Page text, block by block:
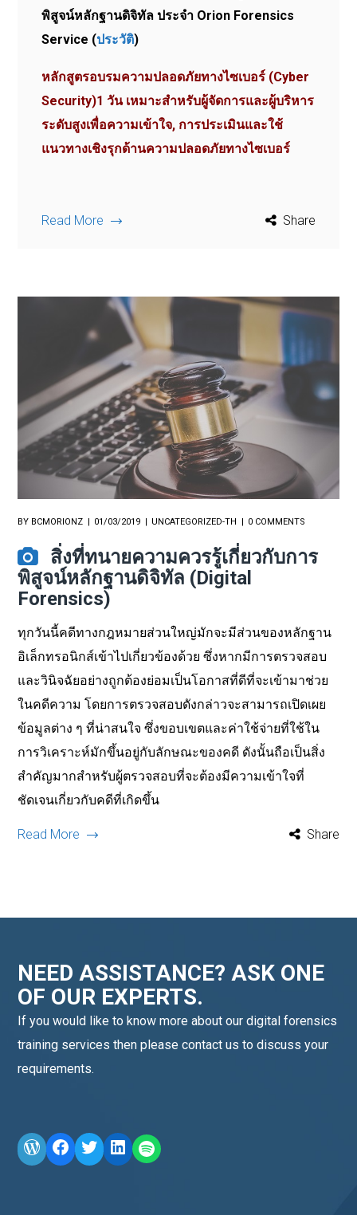
พิสูจน์หลักฐานดิจิทัล ประจำ Orion Forensics
Service (ประวัติ)
หลักสูตรอบรมความปลอดภัยทางไซเบอร์ (Cyber
Security)1 วัน เหมาะสำหรับผู้จัดการและผู้บริหาร
ระดับสูงเพื่อความเข้าใจ, การประเมินและใช้
แนวทางเชิงรุกด้านความปลอดภัยทางไซเบอร์
Read More Share
BY BCMORIONZ 01/03/2019 UNCATEGORIZED-TH 0 COMMENTS
สิ่งที่ทนายความควรรู้เกี่ยวกับการ
พิสูจน์หลักฐานดิจิทัล (Digital
Forensics)
ทุกวันนี้คดีทางกฎหมายส่วนใหญ่มักจะมีส่วนของหลักฐาน
อิเล็กทรอนิกส์เข้าไปเกี่ยวข้องด้วย ซึ่งหากมีการตรวจสอบ
และวินิจฉัยอย่างถูกต้องย่อมเป็นโอกาสที่ดีที่จะเข้ามาช่วย
ในคดีความ โดยการตรวจสอบดังกล่าวจะสามารถเปิดเผย
ข้อมูลต่าง ๆ ที่น่าสนใจ ซึ่งขอบเขตและค่าใช้จ่ายที่ใช้ใน
การวิเคราะห์มักขึ้นอยู่กับลักษณะของคดี ดังนั้นถือเป็นสิ่ง
สำคัญมากสำหรับผู้ตรวจสอบที่จะต้องมีความเข้าใจที่
ชัดเจนเกี่ยวกับคดีที่เกิดขึ้น
Read More Share
NEED ASSISTANCE? ASK ONE
OF OUR EXPERTS.
If you would like to know more about our digital forensics
training services then please contact us to discuss your
requirements.
WordPress
Facebook
TwitterLinkedIn
LINE OA scan me